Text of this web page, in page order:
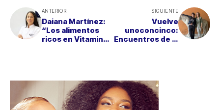
ANTERIOR
Daiana Martínez:
“Los alimentos
ricos en Vitamina
SIGUIENTE
Vuelve
unoconcinco:
Encuentros de la